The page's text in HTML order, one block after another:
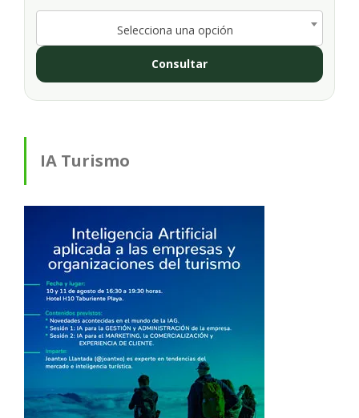
Selecciona una opción
Consultar
IA Turismo